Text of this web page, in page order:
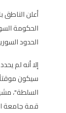
أعلن الناطق
الحكومة
الحدود
إلا أنه لم
سيكون موقتاً
السلطة"،
قمة جامعة